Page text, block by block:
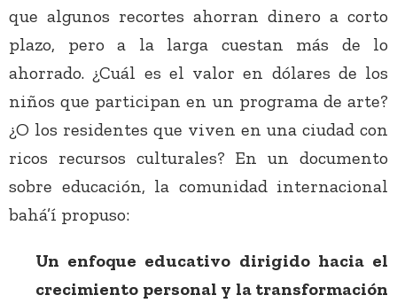
que algunos recortes ahorran dinero a corto
plazo, pero a la larga cuestan más de lo
ahorrado. ¿Cuál es el valor en dólares de los
niños que participan en un programa de arte?
¿O los residentes que viven en una ciudad con
ricos recursos culturales? En un documento
sobre educación, la comunidad internacional
bahá’í propuso:
Un enfoque educativo dirigido hacia el
crecimiento personal y la transformación